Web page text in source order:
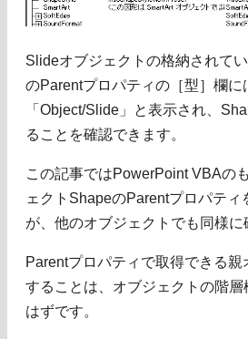
Slideオブジェクトの格納されて
のParentプロパティの［型］欄に
「Object/Slide」と表示され、
ることを確認できます。
この記事ではPowerPoint VBAの
ェクトShapeのParentプロパティ
が、他のオブジェクトでも同様に
Parentプロパティで取得できる
することは、オブジェクトの階
はずです。